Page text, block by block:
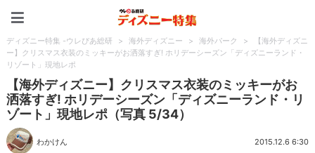
ディズニー特集 -ウレぴあ総研 > 海外ディズニー > 海外パーク >
【海外ディズニ
ー】クリスマス衣装のミッキーがお洒落すぎ! ホリデーシーズン「ディズニーランド・
リゾート」現地レポ
【海外ディズニー】クリスマス衣装のミッキーがお
洒落すぎ! ホリデーシーズン「ディズニーランド・リ
ゾート」現地レポ（写真 5/34）
わかけん 2015.12.6 6:30